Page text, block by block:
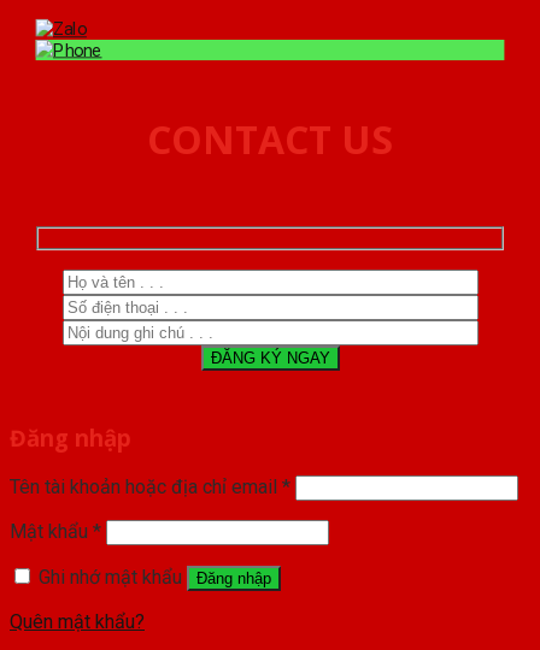
CONTACT US
Đăng nhập
Tên tài khoản hoặc địa chỉ email *
Mật khẩu *
Ghi nhớ mật khẩu
Đăng nhập
Quên mật khẩu?